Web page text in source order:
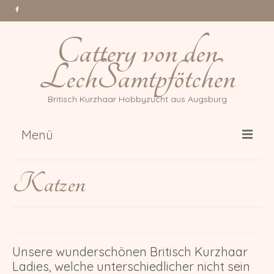
Cattery von den
LechSamtpfötchen
Britisch Kurzhaar Hobbyzucht aus Augsburg
Menü
Über uns
Katzen
Int. Champion Arwen of Magic
DonauBärchen
Katzen
Unsere wunderschönen Britisch Kurzhaar
Ladies, welche unterschiedlicher nicht sein